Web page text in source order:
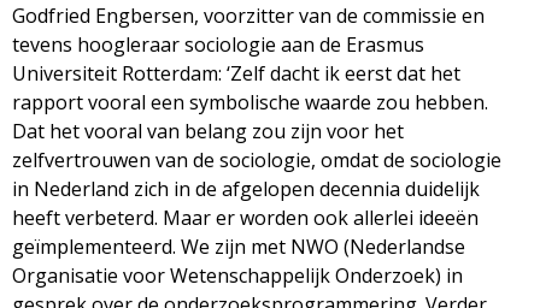
Godfried Engbersen, voorzitter van de commissie en
tevens hoogleraar sociologie aan de Erasmus
Universiteit Rotterdam: ‘Zelf dacht ik eerst dat het
rapport vooral een symbolische waarde zou hebben.
Dat het vooral van belang zou zijn voor het
zelfvertrouwen van de sociologie, omdat de sociologie
in Nederland zich in de afgelopen decennia duidelijk
heeft verbeterd. Maar er worden ook allerlei ideeën
geïmplementeerd. We zijn met NWO (Nederlandse
Organisatie voor Wetenschappelijk Onderzoek) in